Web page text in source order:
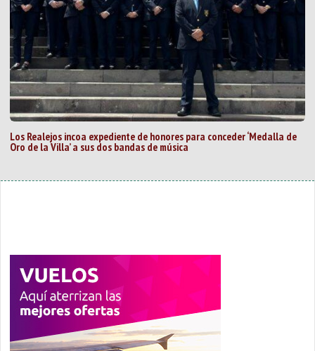
Los Realejos incoa expediente de honores para conceder ‘Medalla de
Oro de la Villa’ a sus dos bandas de música